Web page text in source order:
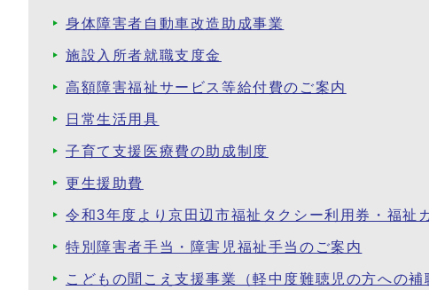
身体障害者自動車改造助成事業
施設入所者就職支度金
高額障害福祉サービス等給付費のご案内
日常生活用具
子育て支援医療費の助成制度
更生援助費
令和3年度より京田辺市福祉タクシー利用券・福祉
特別障害者手当・障害児福祉手当のご案内
こどもの聞こえ支援事業（軽中度難聴児の方への補